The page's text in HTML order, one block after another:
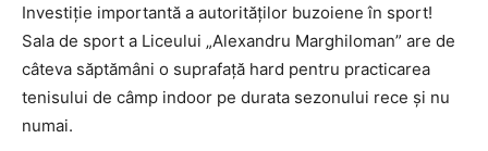
Investiţie importantă a autorităţilor buzoiene în sport!
Sala de sport a Liceului „Alexandru Marghiloman” are de
câteva săptămâni o suprafaţă hard pentru practicarea
tenisului de câmp indoor pe durata sezonului rece şi nu
numai.